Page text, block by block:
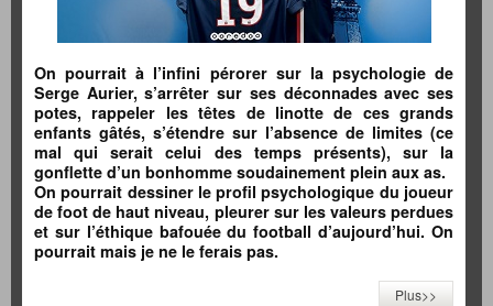
On pourrait à l’infini pérorer sur la psychologie de
Serge Aurier, s’arrêter sur ses déconnades avec ses
potes, rappeler les têtes de linotte de ces grands
enfants gâtés, s’étendre sur l’absence de limites (ce
mal qui serait celui des temps présents), sur la
gonflette d’un bonhomme soudainement plein aux as.
On pourrait dessiner le profil psychologique du joueur
de foot de haut niveau, pleurer sur les valeurs perdues
et sur l’éthique bafouée du football d’aujourd’hui. On
pourrait mais je ne le ferais pas.
Plus>>